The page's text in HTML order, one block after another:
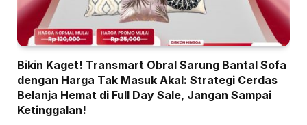
Bikin Kaget! Transmart Obral Sarung Bantal Sofa
dengan Harga Tak Masuk Akal: Strategi Cerdas
Belanja Hemat di Full Day Sale, Jangan Sampai
Ketinggalan!